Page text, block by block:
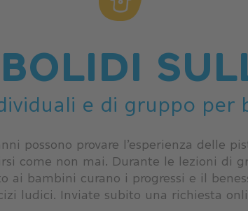
e di gruppo per
possono provare l’esperienza delle
come non mai. Durante le lezioni di
ai bambini curano i progressi e il
ludici. Inviate subito una richiesta